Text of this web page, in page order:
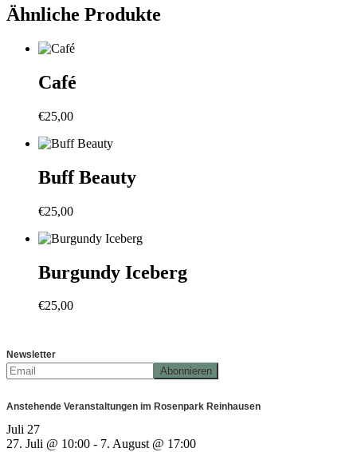
Ähnliche Produkte
Café
€25,00
Buff Beauty
€25,00
Burgundy Iceberg
€25,00
Newsletter
Anstehende Veranstaltungen im Rosenpark Reinhausen
Juli 27
27. Juli @ 10:00 - 7. August @ 17:00